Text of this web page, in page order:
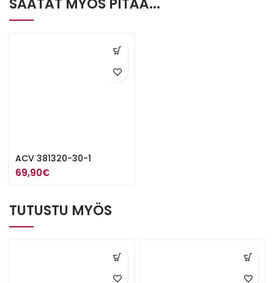
SAATAT MYÖS PITÄÄ...
ACV 381320-30-1
69,90€
TUTUSTU MYÖS